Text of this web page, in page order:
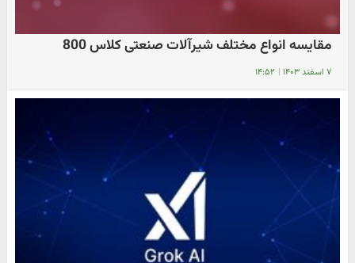
مقایسه انواع مختلف شیرآلات صنعتی کلاس 800
۷ اسفند ۱۴۰۳ | ۱۴:۵۲